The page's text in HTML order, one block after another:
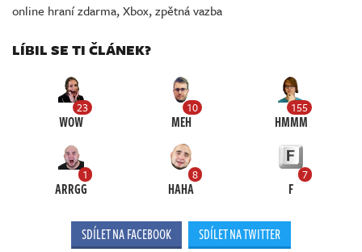
online hraní zdarma,Xbox,zpětná vazba
LÍBIL SE TI ČLÁNEK?
23
WOW
10
MEH
155
HMMM
1
ARRGG
8
HAHA
7
F
SDÍLET NA FACEBOOK SDÍLET NA TWITTER